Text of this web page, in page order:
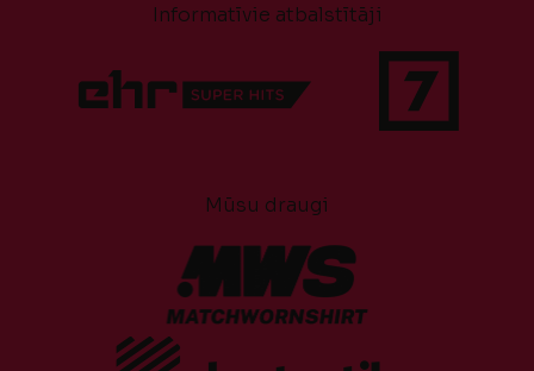
Informatīvie atbalstītāji
Mūsu draugi